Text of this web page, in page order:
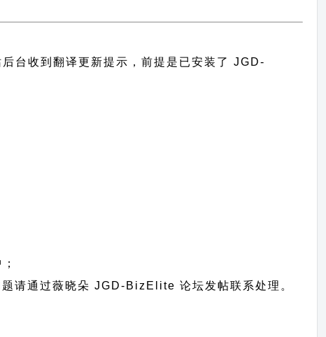
台收到翻译更新提示，前提是已安装了 JGD-
请通过薇晓朵 JGD-BizElite 论坛发帖联系处理。